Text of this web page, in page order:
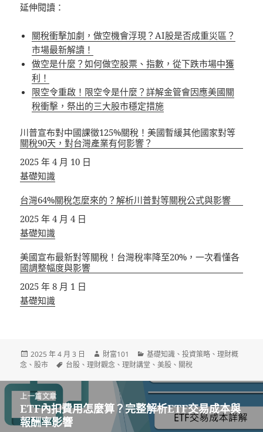
延伸閱讀：
關稅衝擊加劇，做空機會浮現？AI股是否成重災區？
市場最新解讀！
做空是什麼？如何做空股票、指數，從下跌市場中獲
利！
限空令重啟！限空令是什麼？詳解金管會因應美國關
稅衝擊，祭出的三大股市穩定措施
川普宣布對中國課徵125%關稅！美國暫緩其他國家對等
關稅90天，對台灣產業有何影響？
日期
2025 年 4 月 10 日
關於
基礎知識
台灣64%關稅怎麼來的？解析川普對等關稅公式與影響
日期
2025 年 4 月 4 日
關於
基礎知識
美國宣布最新對等關稅！台灣稅率降至20%，一次看懂各
國調整幅度與影響
日期
2025 年 8 月 1 日
關於
基礎知識
發
佈
期:
2025 年 4 月 3 日
作
者
財富101
分
類
基礎知識 、投資策略 、理財概
念 、股市
標
台股 、理財觀念 、理財講堂 、美股 、 關稅
文
上一篇文章
上
一
ETF內扣費用怎麼算？完整解析ETF交易成本與
報酬率影響